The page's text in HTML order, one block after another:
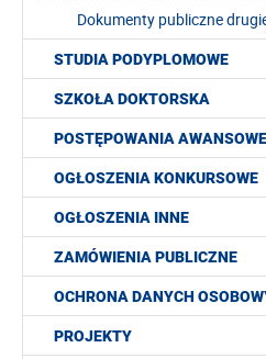
Dokumenty publiczne
STUDIA PODYPLOMOWE
SZKOŁA DOKTORSKA
POSTĘPOWANIA AWANSOWE
OGŁOSZENIA KONKURSOWE
OGŁOSZENIA INNE
ZAMÓWIENIA PUBLICZNE
OCHRONA DANYCH
PROJEKTY